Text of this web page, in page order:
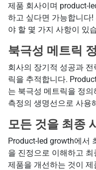
제품 회사이며 product-
하고 싶다면 가능합니다
야 할 몇 가지 사항이 있
북극성 메트릭
회사의 장기적 성공과
릭을 추적합니다.
는 북극성 메트릭을 정
측정의 생명선으로 사용
모든 것을 최종
Product-led growth에서
을 진정으로 이해하고
제품을 개선하는 것이